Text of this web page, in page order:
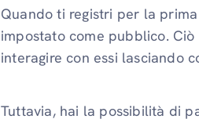
Quando ti registri per la
impostato come pubblico.
interagire con essi lasciando
Tuttavia, hai la possibilità di